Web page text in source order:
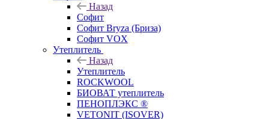
Назад
Софит
Софит Bryza (Бриза)
Софит VOX
Утеплитель
Назад
Утеплитель
ROCKWOOL
БИОВАТ утеплитель
ПЕНОПЛЭКС ®
VETONIT (ISOVER)